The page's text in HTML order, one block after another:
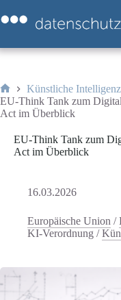
Inhalt
springen
Start
Künstliche Intelligenz
EU-Think Tank zum
Act im Überblick
EU-Think Tank zum
Act im Überblick
16.03.2026
Europäische Union /
KI-Verordnung /